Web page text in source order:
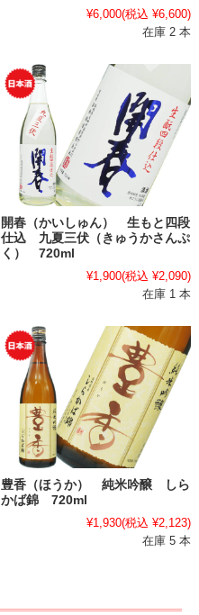
¥6,000(税込 ¥6,600)
在庫 2 本
開春（かいしゅん） 生もと四段
仕込 九夏三伏（きゅうかさんぷ
く） 720ml
¥1,900(税込 ¥2,090)
在庫 1 本
豊香（ほうか） 純米吟醸 しら
かば錦 720ml
¥1,930(税込 ¥2,123)
在庫 5 本